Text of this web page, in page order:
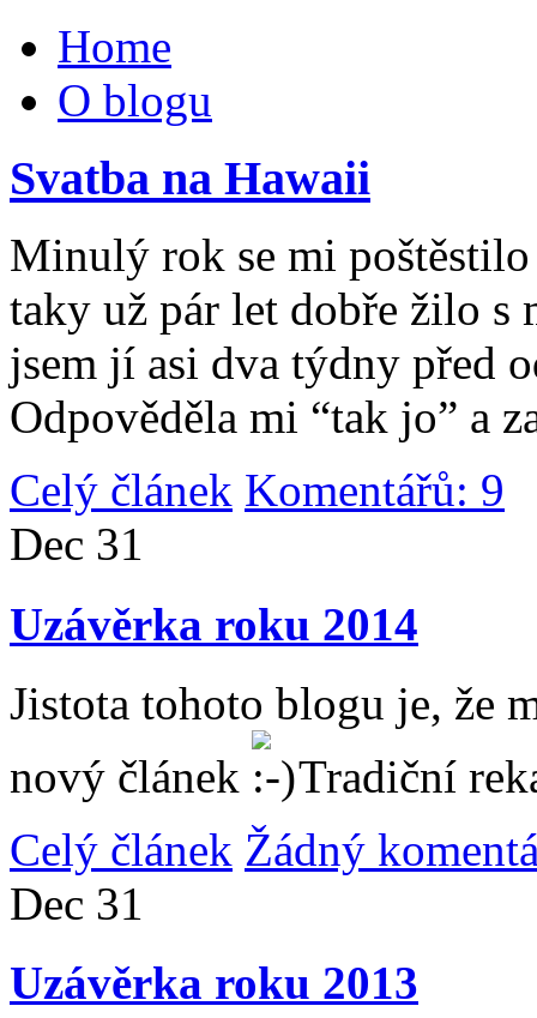
Home
O blogu
Svatba na Hawaii
Minulý rok se mi
taky už pár let dobře žilo
jsem jí asi dva týdny před
Odpověděla mi “tak jo” a
Celý článek Komentářů: 9
Dec 31
Uzávěrka roku 2014
Jistota tohoto blogu je, že
nový článek
Tradiční
Celý článek Žádný
Dec 31
Uzávěrka roku 2013